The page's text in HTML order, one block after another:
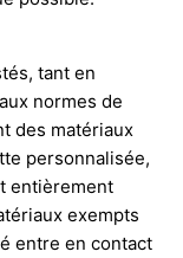
tant en
normes de
des matériaux
personnalisée,
entièrement
exempts
entre en contact